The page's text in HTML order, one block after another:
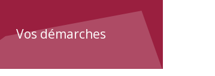
Vos démarches